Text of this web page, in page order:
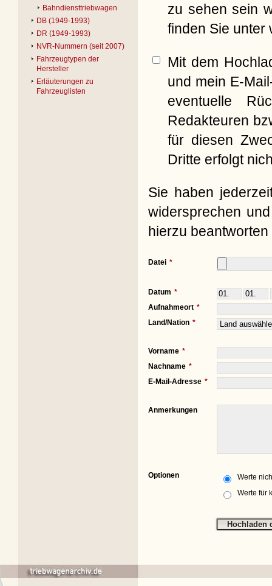
Bahndiensttriebwagen
DB (1949-1993)
DR (1949-1993)
NVR-Nummern (seit 2007)
Fahrzeugtypen der
Hersteller
Erläuterungen zu
Fahrzeuglisten
zu sehen sein
finden Sie unter
Mit dem
und mein E-
eventuelle
Redakteuren
für diesen
Dritte erfolgt
Sie haben
widersprechen
hierzu
Datei
Datum
Aufnahmeort
Land/Nation
Vorname
Nachname
E-Mail-Adresse
Anmerkungen
Optionen
Werte
Werte für